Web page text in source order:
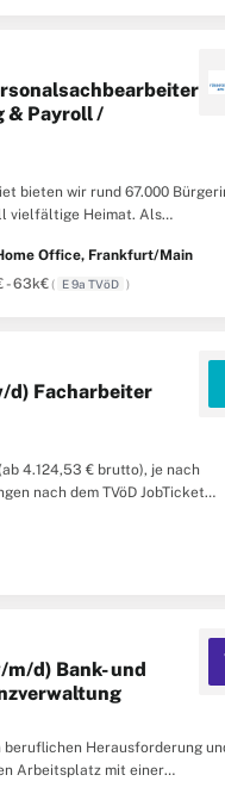
& Payroll /
bieten wir rund 67.000
vielfältige Heimat. Als
die Herausforderungen von
Office, Frankfurt/Main
- 63k€( E 9a TVöD )
d) Facharbeiter
4.124,53 € brutto), je nach
nach dem TVöD JobTicket
d) Bank- und
beruflichen Herausforderung
Arbeitsplatz mit einer